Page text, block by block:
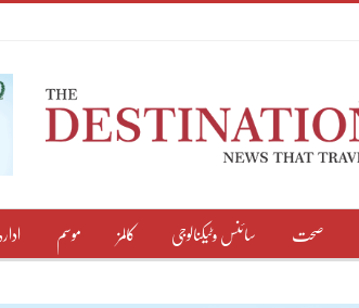
صحت سائنس وٹیکنالوجی کالمز موسم ادارہ